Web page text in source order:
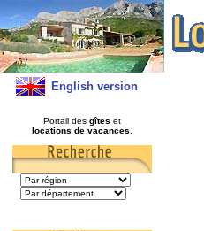
English version
Portail des gîtes et
locations de vacances